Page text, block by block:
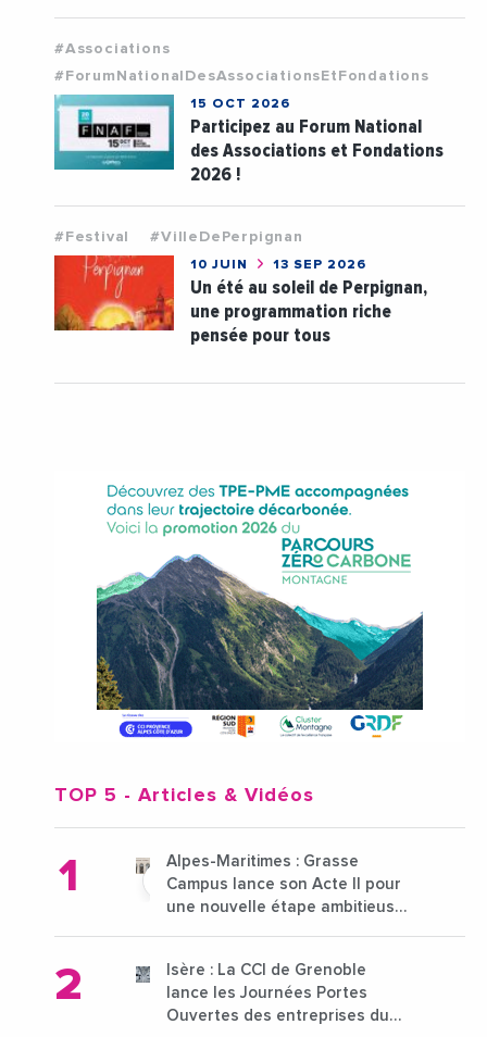
#Associations
#ForumNationalDesAssociationsEtFondations
15 OCT 2026
Participez au Forum National
des Associations et Fondations
2026 !
#Festival #VilleDePerpignan
10 JUIN 13 SEP 2026
Un été au soleil de Perpignan,
une programmation riche
pensée pour tous
TOP 5 - Articles & Vidéos
Alpes-Maritimes : Grasse
Campus lance son Acte II pour
une nouvelle étape ambitieuse
Isère : La CCI de Grenoble
lance les Journées Portes
Ouvertes des entreprises du